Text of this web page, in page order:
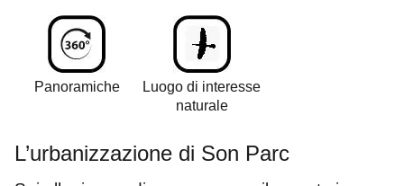
Panoramiche
Luogo di interesse
naturale
L’urbanizzazione di Son Parc